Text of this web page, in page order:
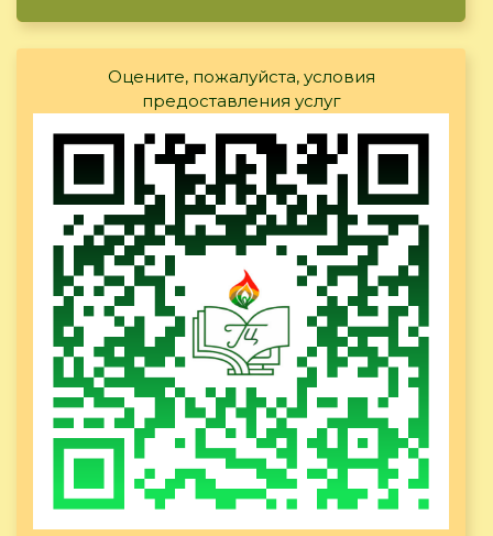
Оцените, пожалуйста, условия
предоставления услуг